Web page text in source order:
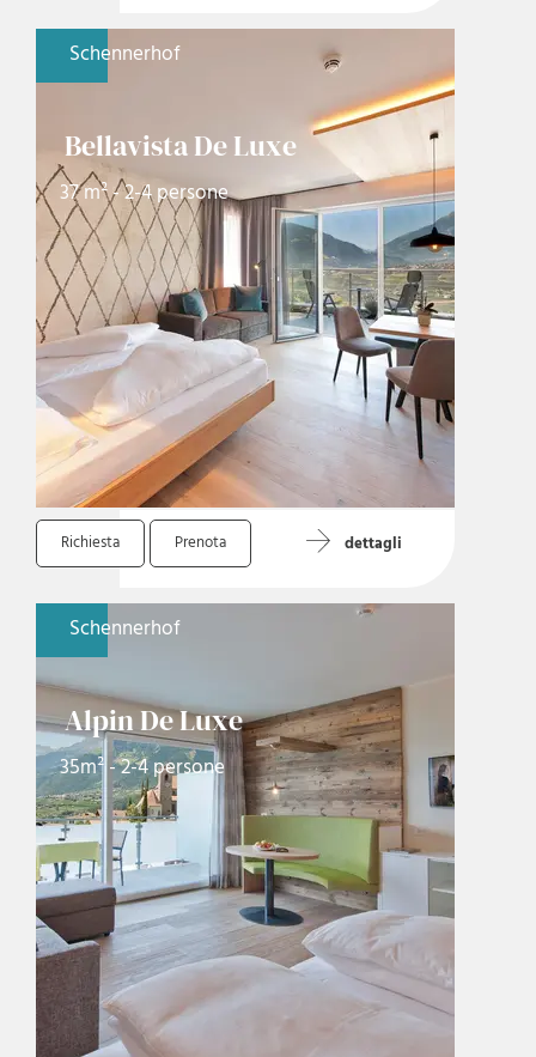
Schennerhof
Bellavista De Luxe
37 m² - 2-4 persone
Richiesta Prenota dettagli
Schennerhof
Alpin De Luxe
35m² - 2-4 persone